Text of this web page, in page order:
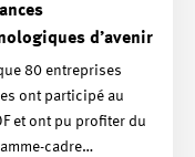
d’avenir
80 entreprises
ont participé au
et ont pu profiter du
cadre…